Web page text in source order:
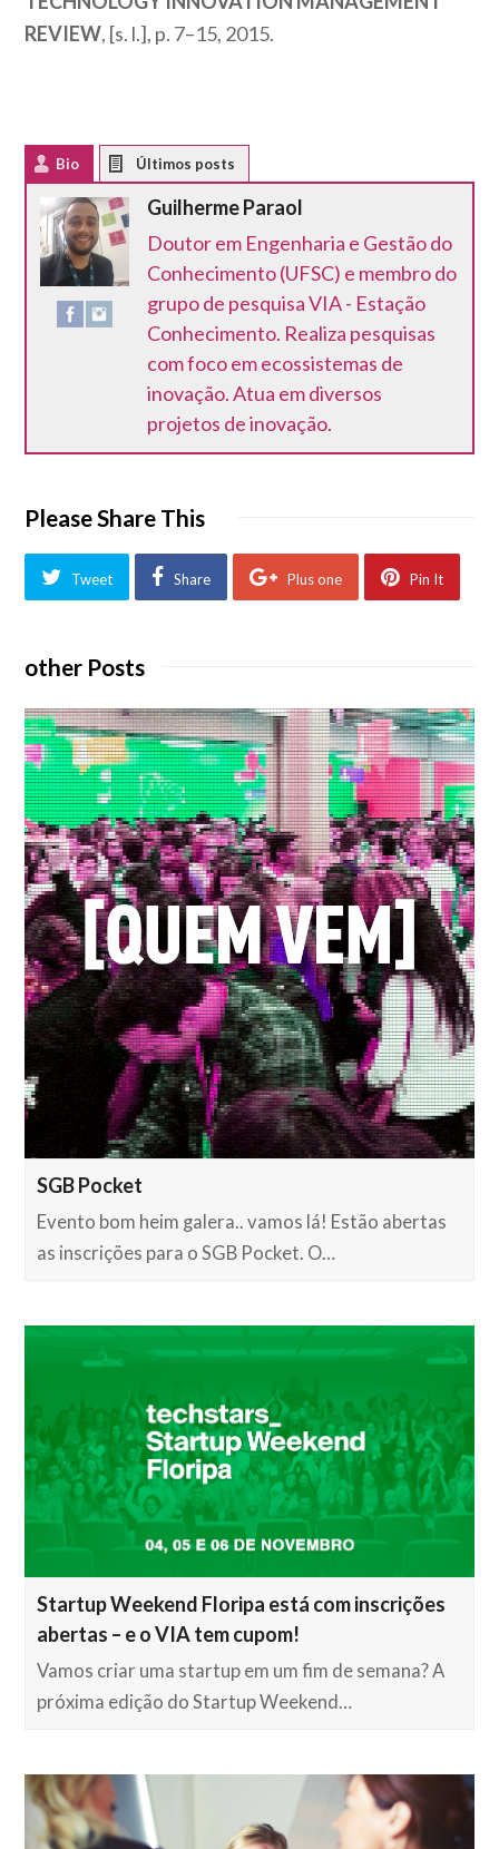
REVIEW, [s. l.], p. 7–15, 2015.
Bio
Guilherme Paraol
Doutor em Engenharia e Gestão do
Conhecimento (UFSC) e membro do
grupo de pesquisa VIA - Estação
Conhecimento. Realiza pesquisas
com foco em ecossistemas de
inovação. Atua em diversos
projetos de inovação.
Please Share This
Tweet Share Plus one Pin It
other Posts
SGB Pocket
Evento bom heim galera.. vamos lá! Estão abertas
as inscrições para o SGB Pocket. O…
Startup Weekend Floripa está com inscrições
abertas – e o VIA tem cupom!
Vamos criar uma startup em um fim de semana? A
próxima edição do Startup Weekend…